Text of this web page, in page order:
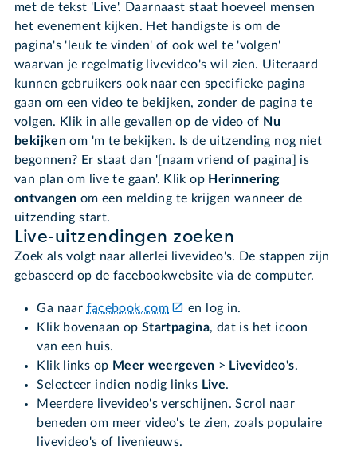
met de tekst 'Live'. Daarnaast staat hoeveel mensen
het evenement kijken. Het handigste is om de
pagina's 'leuk te vinden' of ook wel te 'volgen'
waarvan je regelmatig livevideo's wil zien. Uiteraard
kunnen gebruikers ook naar een specifieke pagina
gaan om een video te bekijken, zonder de pagina te
volgen. Klik in alle gevallen op de video of Nu
bekijken om 'm te bekijken. Is de uitzending nog niet
begonnen? Er staat dan '[naam vriend of pagina] is
van plan om live te gaan'. Klik op Herinnering
ontvangen om een melding te krijgen wanneer de
uitzending start.
Live-uitzendingen zoeken
Zoek als volgt naar allerlei livevideo's. De stappen zijn
gebaseerd op de facebookwebsite via de computer.
Ga naar facebook.com
en log in.
Klik bovenaan op Startpagina, dat is het icoon
van een huis.
Klik links op Meer weergeven > Livevideo's.
Selecteer indien nodig links Live.
Meerdere livevideo's verschijnen. Scrol naar
beneden om meer video's te zien, zoals populaire
livevideo's of livenieuws.